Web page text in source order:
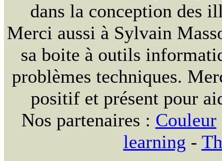
dans la conception des
Merci aussi à Sylvain
sa boite à outils
problèmes techniques.
positif et présent pour
Nos partenaires : Couleur
learning -